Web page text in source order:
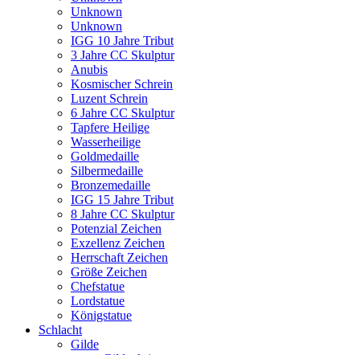
Unknown
Unknown
IGG 10 Jahre Tribut
3 Jahre CC Skulptur
Anubis
Kosmischer Schrein
Luzent Schrein
6 Jahre CC Skulptur
Tapfere Heilige
Wasserheilige
Goldmedaille
Silbermedaille
Bronzemedaille
IGG 15 Jahre Tribut
8 Jahre CC Skulptur
Potenzial Zeichen
Exzellenz Zeichen
Herrschaft Zeichen
Größe Zeichen
Chefstatue
Lordstatue
Königstatue
Schlacht
Gilde